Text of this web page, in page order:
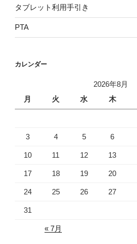
タブレット利用手引き
PTA
カレンダー
2026年8月
月
火 水 木
3 4 5 6
10 11 12 13
17 18 19 20
24 25 26 27
31
« 7月